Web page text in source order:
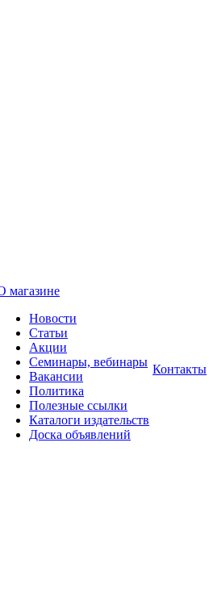
магазине
Новости
Статьи
Акции
Семинары, вебинары
Вакансии
Политика
Полезные ссылки
Каталоги издательств
Доска объявлений
Контакты